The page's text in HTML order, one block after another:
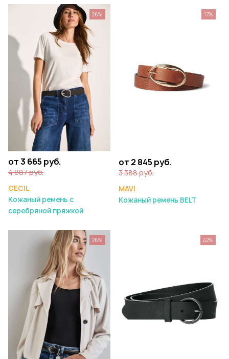
от 3 665 руб.
4 887 руб.
CECIL
Кожаный ремень с
серебряной пряжкой
26%
от 2 845 руб.
3 388 руб.
MAVI
Кожаный ремень BELT
17%
26% 42%